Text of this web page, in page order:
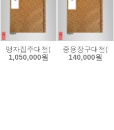
集註大全)-[內閣本]
맹자집주대전(孟子集註大全)-[內
1,050,000원
중용장구대전(
140,000원